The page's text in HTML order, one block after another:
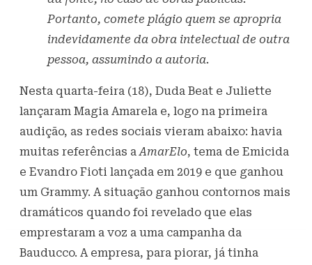
Portanto, comete plágio quem se apropria
indevidamente da obra intelectual de outra
pessoa, assumindo a autoria.
Nesta quarta-feira (18), Duda Beat e Juliette
lançaram Magia Amarela e, logo na primeira
audição, as redes sociais vieram abaixo: havia
muitas referências aAmarElo, tema de Emicida
e Evandro Fioti lançada em 2019 e que ganhou
um Grammy. A situação ganhou contornos mais
dramáticos quando foi revelado que elas
emprestaram a voz a uma campanha da
Bauducco. A empresa, para piorar, já tinha